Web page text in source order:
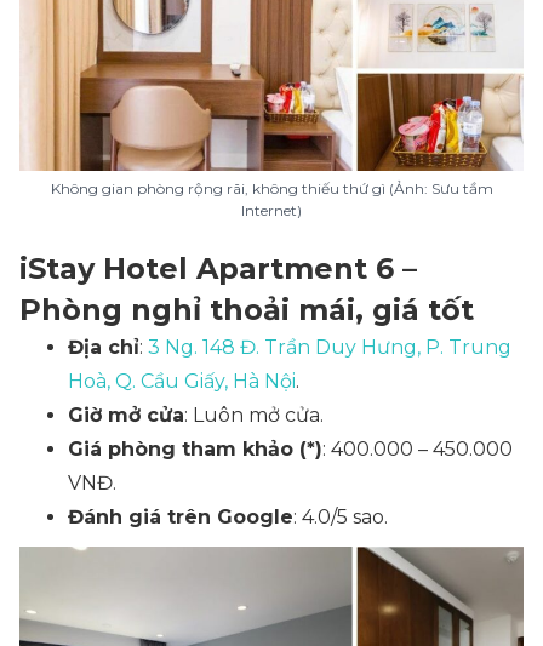
Không gian phòng rộng rãi, không thiếu thứ gì (Ảnh: Sưu tầm
Internet)
iStay Hotel Apartment 6 –
Phòng nghỉ thoải mái, giá tốt
Địa chỉ: 3 Ng. 148 Đ. Trần Duy Hưng, P. Trung
Hoà, Q. Cầu Giấy, Hà Nội.
Giờ mở cửa: Luôn mở cửa.
Giá phòng tham khảo (*): 400.000 – 450.000
VNĐ.
Đánh giá trên Google: 4.0/5 sao.